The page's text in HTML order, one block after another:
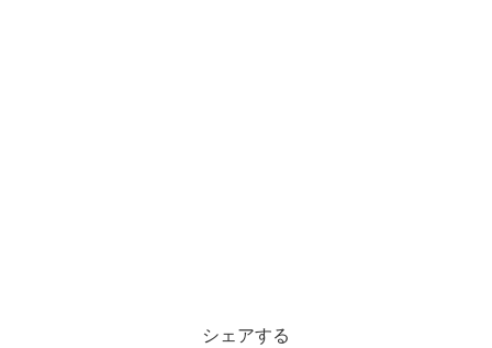
シェアする